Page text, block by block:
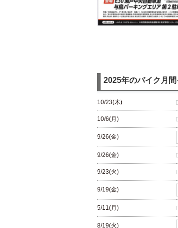
2025年のバイク月
10/23(木)
10/6(月)
9/26(金)
9/26(金)
9/23(火)
9/19(金)
5/11(月)
8/19(火)